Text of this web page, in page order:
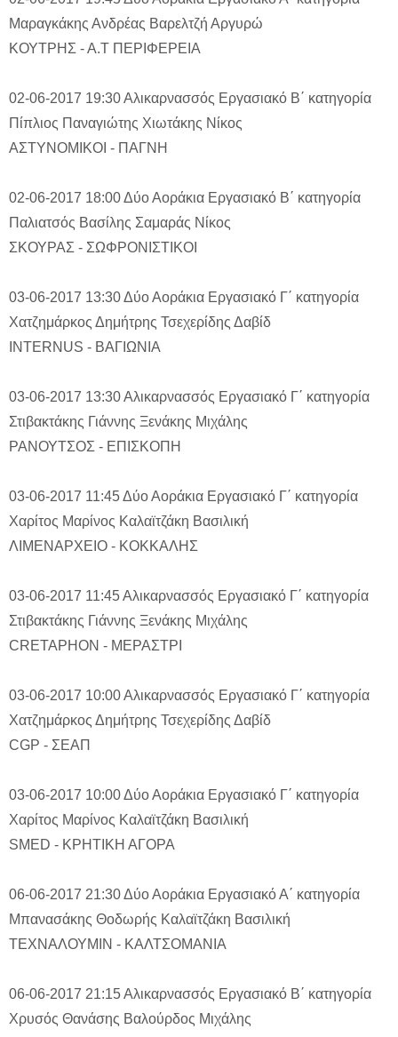
Μαραγκάκης Ανδρέας Βαρελτζή Αργυρώ
ΚΟΥΤΡΗΣ - Α.Τ ΠΕΡΙΦΕΡΕΙΑ
02-06-2017 19:30Αλικαρνασσός Εργασιακό Β΄ κατηγορία
Πίπλιος Παναγιώτης Χιωτάκης Νίκος
ΑΣΤΥΝΟΜΙΚΟΙ - ΠΑΓΝΗ
02-06-2017 18:00Δύο Αοράκια Εργασιακό Β΄ κατηγορία
Παλιατσός Βασίλης Σαμαράς Νίκος
ΣΚΟΥΡΑΣ - ΣΩΦΡΟΝΙΣΤΙΚΟΙ
03-06-2017 13:30Δύο Αοράκια Εργασιακό Γ΄ κατηγορία
Χατζημάρκος Δημήτρης Τσεχερίδης Δαβίδ
INTERNUS - ΒΑΓΙΩΝΙΑ
03-06-2017 13:30Αλικαρνασσός Εργασιακό Γ΄ κατηγορία
Στιβακτάκης Γιάννης Ξενάκης Μιχάλης
ΡΑΝΟΥΤΣΟΣ - ΕΠΙΣΚΟΠΗ
03-06-2017 11:45Δύο Αοράκια Εργασιακό Γ΄ κατηγορία
Χαρίτος Μαρίνος Καλαϊτζάκη Βασιλική
ΛΙΜΕΝΑΡΧΕΙΟ - ΚΟΚΚΑΛΗΣ
03-06-2017 11:45Αλικαρνασσός Εργασιακό Γ΄ κατηγορία
Στιβακτάκης Γιάννης Ξενάκης Μιχάλης
CRETAPHON - ΜΕΡΑΣΤΡΙ
03-06-2017 10:00Αλικαρνασσός Εργασιακό Γ΄ κατηγορία
Χατζημάρκος Δημήτρης Τσεχερίδης Δαβίδ
CGP - ΣΕΑΠ
03-06-2017 10:00Δύο Αοράκια Εργασιακό Γ΄ κατηγορία
Χαρίτος Μαρίνος Καλαϊτζάκη Βασιλική
SMED - ΚΡΗΤΙΚΗ ΑΓΟΡΑ
06-06-2017 21:30Δύο Αοράκια Εργασιακό Α΄ κατηγορία
Μπανασάκης Θοδωρής Καλαϊτζάκη Βασιλική
ΤΕΧΝΑΛΟΥΜΙΝ - ΚΑΛΤΣΟΜΑΝΙΑ
06-06-2017 21:15Αλικαρνασσός Εργασιακό Β΄ κατηγορία
Χρυσός Θανάσης Βαλούρδος Μιχάλης